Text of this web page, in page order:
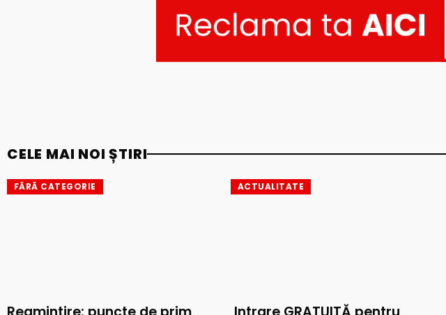
CELE MAI NOI ȘTIRI
FĂRĂ CATEGORIE ACTUALITATE